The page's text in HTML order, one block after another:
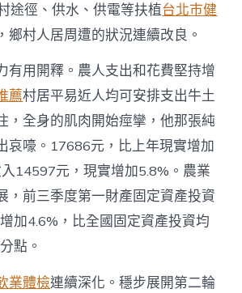
途徑、供水、供電等扶植台北巿健
鄉村人居周遭的狀況連續改良。
有用開釋。農人支出和花費堅持增
薦村居平易近人均可安排支出牛土
，全身的肌肉開始痙攣，他那張純
哀嚎。17686元，比上年現實增加
14597元，現實增加5.8%。農業
，前三季度第一財產固定資產投資
加4.6%，比全國固定資產投資均
點。
業體檢連續深化。穩步展開第二輪